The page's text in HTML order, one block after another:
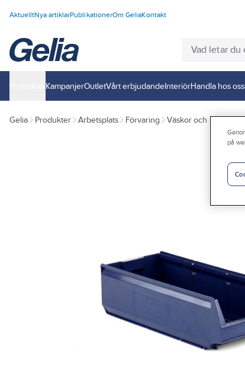
AktuelltNya artiklarPublikationerOm GeliaKontakt
KampanjerOutletVårt erbjudandeInteriörHandla hos oss
Gelia Produkter Arbetsplats Förvaring Väskor och lådor
på